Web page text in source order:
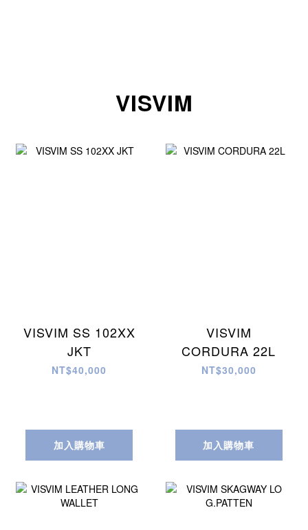
VISVIM
VISVIM SS 102XX
JKT
NT$40,000
加入購物車
VISVIM
CORDURA 22L
NT$30,000
加入購物車